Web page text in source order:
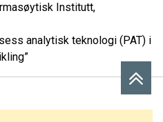
Institutt,
analytisk teknologi (PAT) i